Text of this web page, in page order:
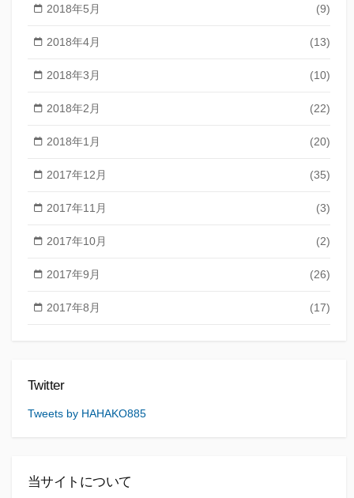
2018年5月 (9)
2018年4月 (13)
2018年3月 (10)
2018年2月 (22)
2018年1月 (20)
2017年12月 (35)
2017年11月 (3)
2017年10月 (2)
2017年9月 (26)
2017年8月 (17)
Twitter
Tweets by HAHAKO885
当サイトについて